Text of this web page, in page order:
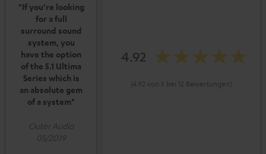
"If you’re looking
for a full
surround sound
system, you
have the option
of the 5.1 Ultima
Series which is
an absolute gem
of a system"
Outer Audio
05/2019
4.92
(4.92 von 5 bei 12 Bewertungen)